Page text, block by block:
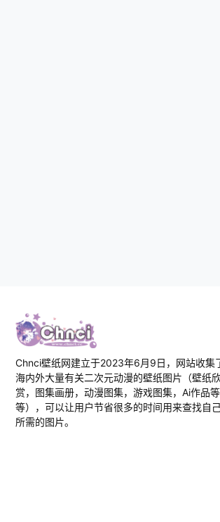
Chnci壁纸网建立于2023年6月9日，网站收集
海内外大量有关二次元动漫的壁纸图片（壁纸
赏，图集画册，动漫图集，游戏图集，Ai作品等
等），可以让用户节省很多的时间用来查找自
所需的图片。